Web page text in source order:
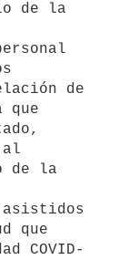
de la
de
que
al
de la
que
COVID-